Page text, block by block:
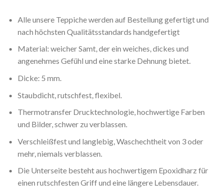
Alle unsere Teppiche werden auf Bestellung gefertigt und
nach höchsten Qualitätsstandards handgefertigt
Material: weicher Samt, der ein weiches, dickes und
angenehmes Gefühl und eine starke Dehnung bietet.
Dicke: 5 mm.
Staubdicht, rutschfest, flexibel.
Thermotransfer Drucktechnologie, hochwertige Farben
und Bilder, schwer zu verblassen.
Verschleißfest und langlebig, Waschechtheit von 3 oder
mehr, niemals verblassen.
Die Unterseite besteht aus hochwertigem Epoxidharz für
einen rutschfesten Griff und eine längere Lebensdauer.